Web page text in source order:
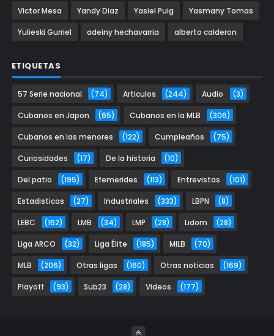
Victor Mesa Yandy Diaz Yasiel Puig Yasmany Tomas
Yulieski Gurriel adeiny hechavarria alberto calderon
ETIQUETAS
57 Serie nacional (74) Articulos (244) Audio (3)
Cubanos en Japon (65) Cubanos en la MLB (306)
Cubanos en las menores (122) Cumpleaños (75)
Curiosidades (17) De la historia (10)
Del patio (195) Efemerides (113) Entrevistas (101)
Estadisticas (27) Industriales (333) LBPN (8)
LEBC (162) LMB (34) LMP (28) Lidom (28)
Liga ARCO (32) Liga Élite (185) MILB (70)
MLB (206) Otras ligas (160) Otras noticias (169)
Playoff (93) Sub23 (28) Videos (177)